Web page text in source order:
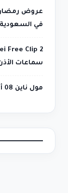
في السعودية
سماعات
مول ناين 08 أكتوبر nine 08 mall